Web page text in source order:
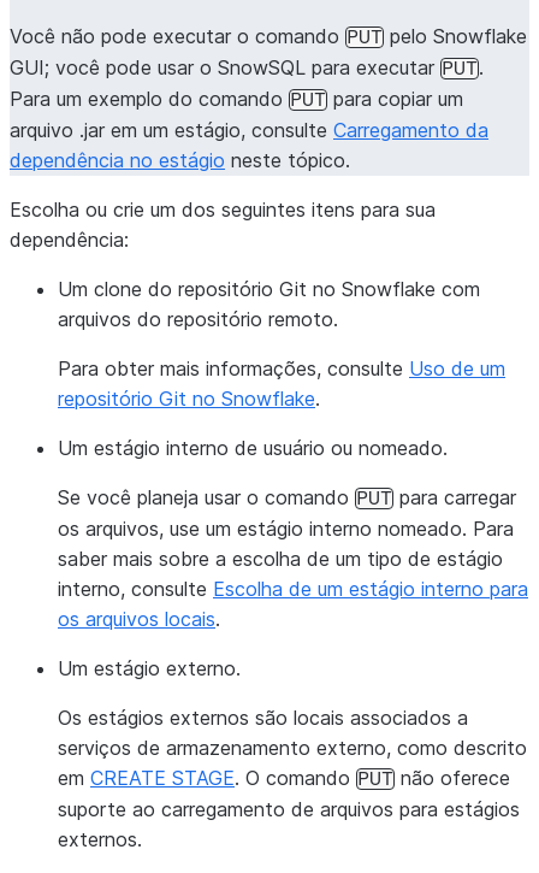
Você não pode executar o comando PUT pelo Snowflake
GUI; você pode usar o SnowSQL para executar PUT.
Para um exemplo do comando PUT para copiar um
arquivo .jar em um estágio, consulte Carregamento da
dependência no estágio neste tópico.
Escolha ou crie um dos seguintes itens para sua
dependência:
Um clone do repositório Git no Snowflake com
arquivos do repositório remoto.
Para obter mais informações, consulte Uso de um
repositório Git no Snowflake.
Um estágio interno de usuário ou nomeado.
Se você planeja usar o comando PUT para carregar
os arquivos, use um estágio interno nomeado. Para
saber mais sobre a escolha de um tipo de estágio
interno, consulte Escolha de um estágio interno para
os arquivos locais.
Um estágio externo.
Os estágios externos são locais associados a
serviços de armazenamento externo, como descrito
em CREATE STAGE. O comando PUT não oferece
suporte ao carregamento de arquivos para estágios
externos.